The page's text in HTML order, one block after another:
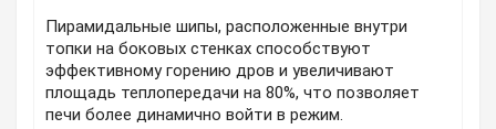
Пирамидальные шипы, расположенные внутри
топки на боковых стенках способствуют
эффективному горению дров и увеличивают
площадь теплопередачи на 80%, что позволяет
печи более динамично войти в режим.